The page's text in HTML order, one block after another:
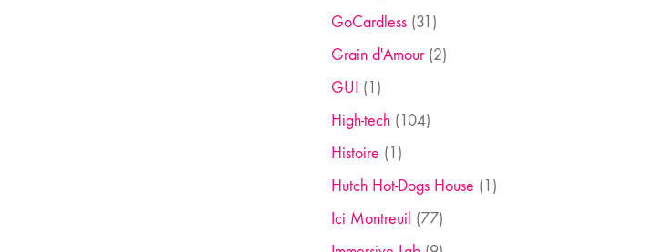
GoCardless(31)
Grain d'Amour(2)
GUI (1)
High-tech(104)
Histoire (1)
Hutch Hot-Dogs House (1)
Ici Montreuil (77)